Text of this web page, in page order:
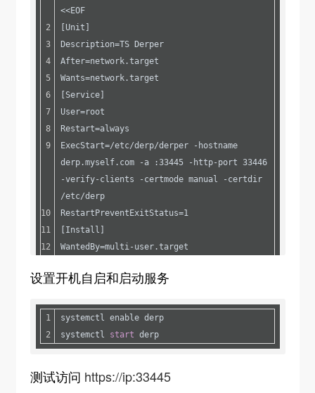
2024-09-14T12:46:13.png
# 编译并输出到/etc/derp/
go build -o /etc/derp/derper
# 查看是否存在derper文件
cd /root
ls /etc/derp
# 自签域名(derp.myself.com可随意编写，命令中四
处需要一致)
openssl req -x509 -newkey rsa:4096 -sha256
-days 3650 -nodes -keyout
/etc/derp/derp.myself.com.key -out
/etc/derp/derp.myself.com.crt -subj
"/CN=derp.myself.com" -addext
addext 选项在旧版本的 OpenSSL 中不可用。-
的，而你可能正在使用较旧的版本。)
# 检查 OpenSSL 版本
<<EOF
[Unit]
Description=TS Derper
After=network.target
Wants=network.target
[Service]
User=root
Restart=always
ExecStart=/etc/derp/derper -hostname
derp.myself.com -a :33445 -http-port 33446
-verify-clients -certmode manual -certdir
/etc/derp
RestartPreventExitStatus=1
[Install]
WantedBy=multi-user.target
设置开机自启和启动服务
systemctl enable derp
systemctl
start derp
测试访问 https://ip:33445